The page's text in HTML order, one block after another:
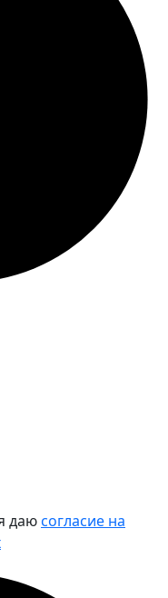
даюсогласие на